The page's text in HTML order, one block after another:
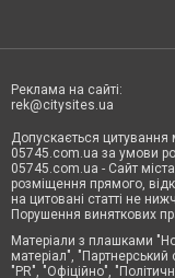
Реклама на сайті:
rek@citysites.ua
Допускається цитування
05745.com.ua за умови
05745.com.ua - Сайт
розміщення прямого,
на цитовані статті не
Порушення виняткових
Матеріали з плашками
матеріал", "Партнерський
"PR", "Офіційно",